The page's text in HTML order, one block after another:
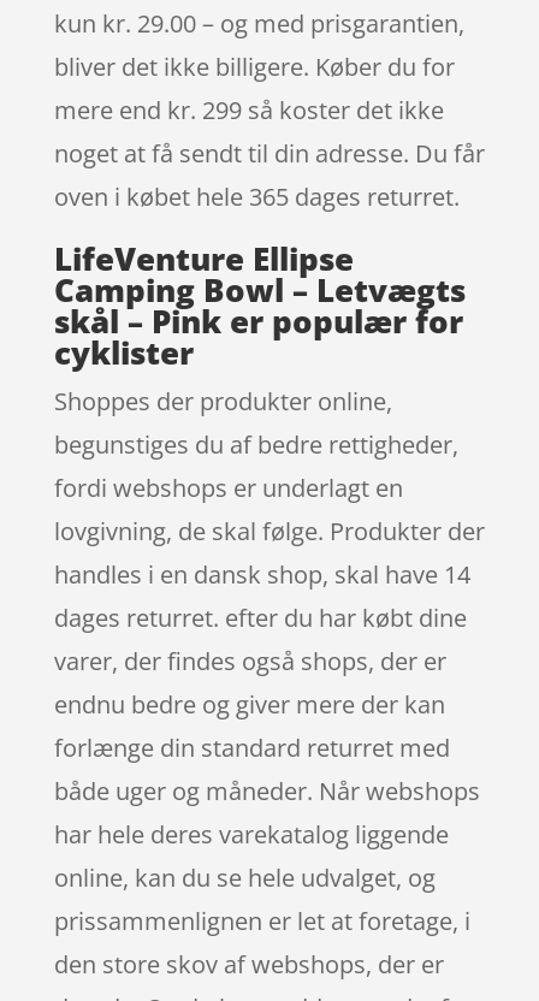
kun kr. 29.00 – og med prisgarantien,
bliver det ikke billigere. Køber du for
mere end kr. 299 så koster det ikke
noget at få sendt til din adresse. Du får
oven i købet hele 365 dages returret.
LifeVenture Ellipse
Camping Bowl – Letvægts
skål – Pink er populær for
cyklister
Shoppes der produkter online,
begunstiges du af bedre rettigheder,
fordi webshops er underlagt en
lovgivning, de skal følge. Produkter der
handles i en dansk shop, skal have 14
dages returret. efter du har købt dine
varer, der findes også shops, der er
endnu bedre og giver mere der kan
forlænge din standard returret med
både uger og måneder. Når webshops
har hele deres varekatalog liggende
online, kan du se hele udvalget, og
prissammenlignen er let at foretage, i
den store skov af webshops, der er